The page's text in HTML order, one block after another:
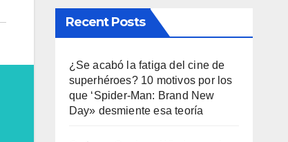
Recent Posts
¿Se acabó la fatiga del cine de
superhéroes? 10 motivos por los
que ‘Spider-Man: Brand New
Day» desmiente esa teoría